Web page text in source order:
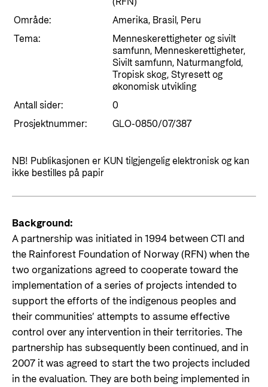
Styresett og økonomisk utvikling
For næringslivet
Statsgarantiordningen for investeringer i
Norad - Partnerskap med privat sektor
Nyttige lenker
Partnerfordeling
Evalueringer (Norec)
Historie
Kontakt oss
Presse og media
Personvern
Område:
Amerika, Brasil, Peru
Tema:
Menneskerettigheter og sivilt
samfunn, Menneskerettigheter,
Sivilt samfunn, Naturmangfold,
Tropisk skog, Styresett og
økonomisk utvikling
Antall sider:
0
Prosjektnummer:
GLO-0850/07/387
NB! Publikasjonen er KUN tilgjengelig elektronisk og kan
ikke bestilles på papir
Background:
A partnership was initiated in 1994 between CTI and
the Rainforest Foundation of Norway (RFN) when the
two organizations agreed to cooperate toward the
implementation of a series of projects intended to
support the efforts of the indigenous peoples and
their communities’ attempts to assume effective
control over any intervention in their territories. The
partnership has subsequently been continued, and in
2007 it was agreed to start the two projects included
in the evaluation. They are both being implemented in